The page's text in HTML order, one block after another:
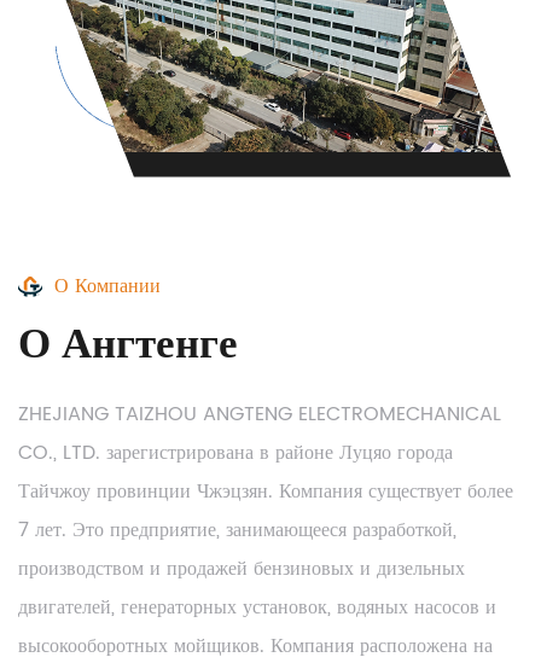
О Компании
О Ангтенге
ZHEJIANG TAIZHOU ANGTENG ELECTROMECHANICAL
CO., LTD. зарегистрирована в районе Луцяо города
Тайчжоу провинции Чжэцзян. Компания существует более
7 лет. Это предприятие, занимающееся разработкой,
производством и продажей бензиновых и дизельных
двигателей, генераторных установок, водяных насосов и
высокооборотных мойщиков. Компания расположена на